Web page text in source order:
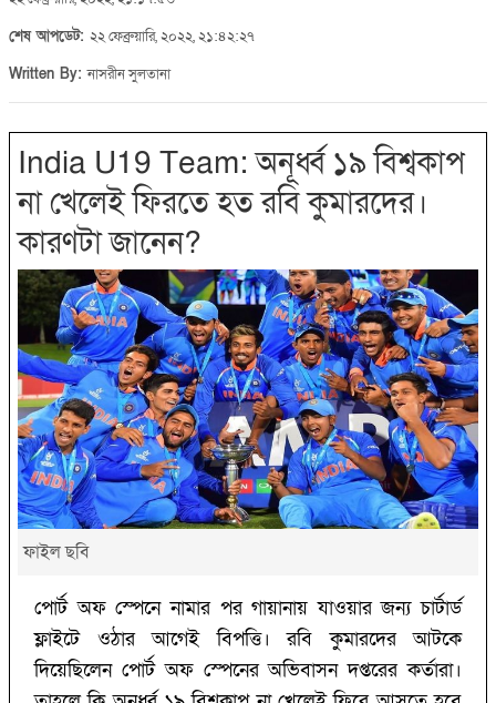
শেষ আপডেট: ২২ ফেব্রুয়ারি, ২০২২, ২১:৪২:২৭
Written By:নাসরীন সুলতানা
India U19 Team: ‌অনূর্ধ্ব ১৯ বিশ্বকাপ
না খেলেই ফিরতে হত রবি কুমারদের।
কারণটা জানেন?‌
ফাইল ছবি
পোর্ট অফ স্পেনে নামার পর গায়ানায় যাওয়ার জন্য চার্টার্ড
ফ্লাইটে ওঠার আগেই বিপত্তি। রবি কুমারদের আটকে
দিয়েছিলেন পোর্ট অফ স্পেনের অভিবাসন দপ্তরের কর্তারা।